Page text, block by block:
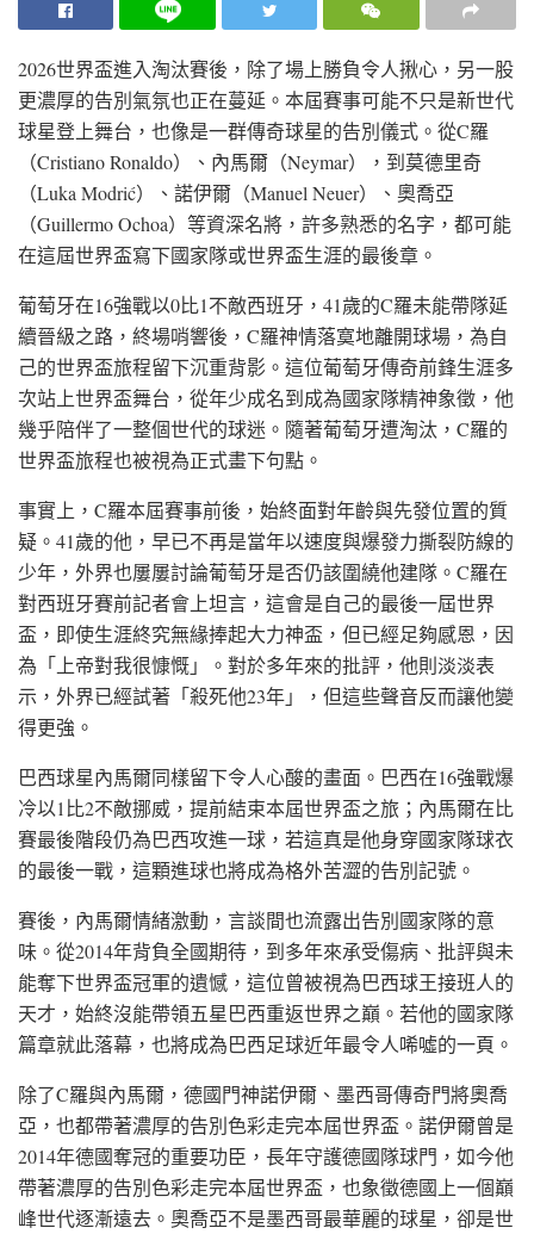
2026世界盃進入淘汰賽後，除了場上勝負令人揪心，另一股
更濃厚的告別氣氛也正在蔓延。本屆賽事可能不只是新世代
球星登上舞台，也像是一群傳奇球星的告別儀式。從C羅
（Cristiano Ronaldo）、內馬爾（Neymar），到莫德里奇
（Luka Modrić）、諾伊爾（Manuel Neuer）、奧喬亞
（Guillermo Ochoa）等資深名將，許多熟悉的名字，都可能
在這屆世界盃寫下國家隊或世界盃生涯的最後章。
葡萄牙在16強戰以0比1不敵西班牙，41歲的C羅未能帶隊延
續晉級之路，終場哨響後，C羅神情落寞地離開球場，為自
己的世界盃旅程留下沉重背影。這位葡萄牙傳奇前鋒生涯多
次站上世界盃舞台，從年少成名到成為國家隊精神象徵，他
幾乎陪伴了一整個世代的球迷。隨著葡萄牙遭淘汰，C羅的
世界盃旅程也被視為正式畫下句點。
事實上，C羅本屆賽事前後，始終面對年齡與先發位置的質
疑。41歲的他，早已不再是當年以速度與爆發力撕裂防線的
少年，外界也屢屢討論葡萄牙是否仍該圍繞他建隊。C羅在
對西班牙賽前記者會上坦言，這會是自己的最後一屆世界
盃，即使生涯終究無緣捧起大力神盃，但已經足夠感恩，因
為「上帝對我很慷慨」。對於多年來的批評，他則淡淡表
示，外界已經試著「殺死他23年」，但這些聲音反而讓他變
得更強。
巴西球星內馬爾同樣留下令人心酸的畫面。巴西在16強戰爆
冷以1比2不敵挪威，提前結束本屆世界盃之旅；內馬爾在比
賽最後階段仍為巴西攻進一球，若這真是他身穿國家隊球衣
的最後一戰，這顆進球也將成為格外苦澀的告別記號。
賽後，內馬爾情緒激動，言談間也流露出告別國家隊的意
味。從2014年背負全國期待，到多年來承受傷病、批評與未
能奪下世界盃冠軍的遺憾，這位曾被視為巴西球王接班人的
天才，始終沒能帶領五星巴西重返世界之巔。若他的國家隊
篇章就此落幕，也將成為巴西足球近年最令人唏噓的一頁。
除了C羅與內馬爾，德國門神諾伊爾、墨西哥傳奇門將奧喬
亞，也都帶著濃厚的告別色彩走完本屆世界盃。諾伊爾曾是
2014年德國奪冠的重要功臣，長年守護德國隊球門，如今他
帶著濃厚的告別色彩走完本屆世界盃，也象徵德國上一個巔
峰世代逐漸遠去。奧喬亞不是墨西哥最華麗的球星，卻是世